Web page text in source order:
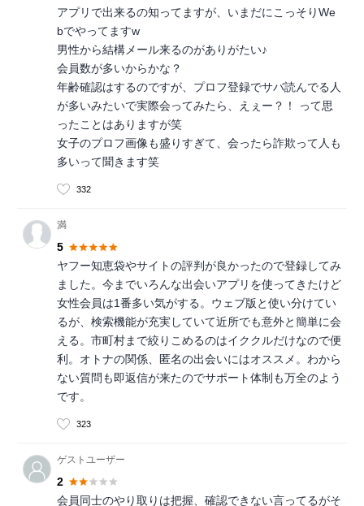
アプリで出来るの知ってますが、いまだにこっそりWe
bでやってますw
男性から結構メール来るのがありがたい♪
会員数が多いからかな？
年齢確認はするのですが、プロフ登録でサバ読んでる人
が多いみたいで実際会ってみたら、えぇー？！ って思
ったことはありますが笑
女子のプロフ画像も盛りすぎて、会ったら詐欺って人も
多いって聞きます笑
332
満
5
ヤフー知恵袋やサイトの評判が良かったので登録してみ
ました。今までいろんな出会いアプリを使ってきたけど
女性会員は1番多い気がする。ウェブ版と使い分けてい
るが、検索機能が充実していて近所でも意外と簡単に会
える。市町村まで絞りこめるのはイククルだけなので便
利。オトナの関係、匿名の出会いにはオススメ。わから
ない質問も即返信が来たのでサポート体制も万全のよう
です。
323
ゲストユーザー
2
会員同士のやり取りは把握、確認できない言ってるがそ